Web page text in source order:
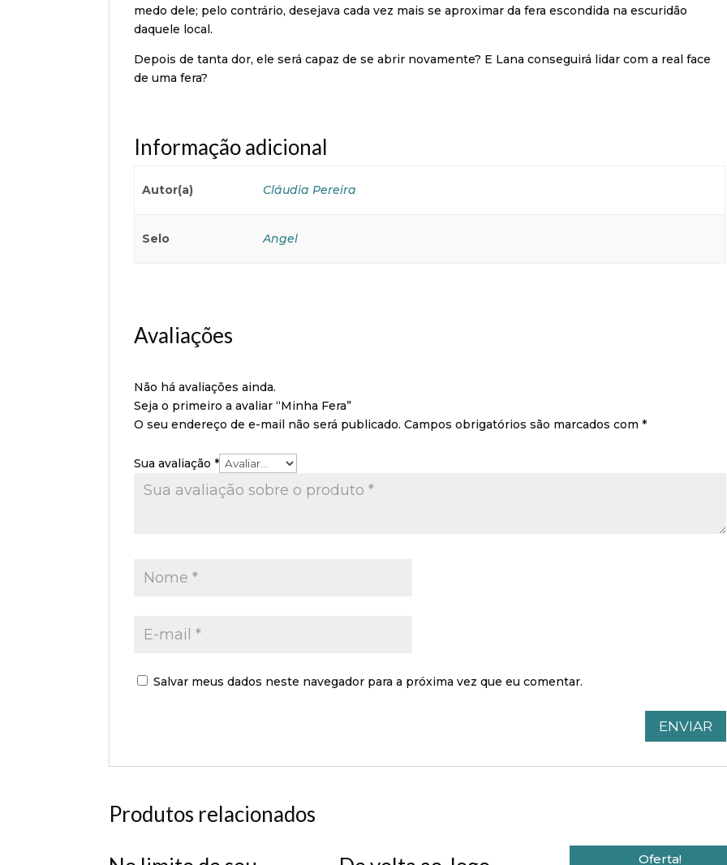
medo dele; pelo contrário, desejava cada vez mais se aproximar da fera escondida na escuridão
daquele local.
Depois de tanta dor, ele será capaz de se abrir novamente? E Lana conseguirá lidar com a real face
de uma fera?
Informação adicional
Autor(a) Cláudia Pereira
Selo Angel
Avaliações
Não há avaliações ainda.
Seja o primeiro a avaliar “Minha Fera”
O seu endereço de e-mail não será publicado. Campos obrigatórios são marcados com*
Sua avaliação*
Salvar meus dados neste navegador para a próxima vez que eu comentar.
Produtos relacionados
Oferta!